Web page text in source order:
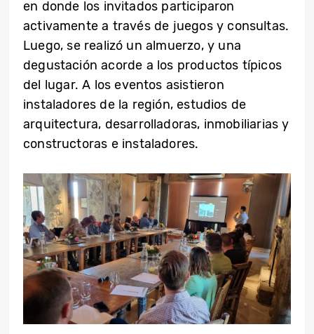
en donde los invitados participaron
activamente a través de juegos y consultas.
Luego, se realizó un almuerzo, y una
degustación acorde a los productos típicos
del lugar. A los eventos asistieron
instaladores de la región, estudios de
arquitectura, desarrolladoras, inmobiliarias y
constructoras e instaladores.